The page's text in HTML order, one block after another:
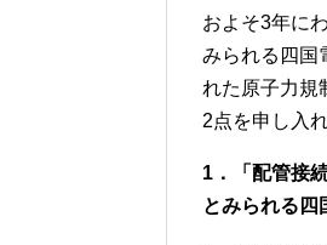
およそ3年に
みられる四国
れた原子力規
2点を申し入れ
1．「配管接
とみられる四